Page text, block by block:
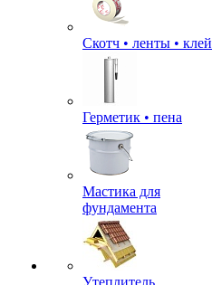
Скотч • ленты • клей
Герметик • пена
Мастика для
фундамента
Утеплитель